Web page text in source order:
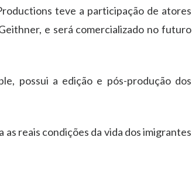
teve a participação de atores
e será comercializado no futuro
possui a edição e pós-produção dos
reais condições da vida dos imigrantes